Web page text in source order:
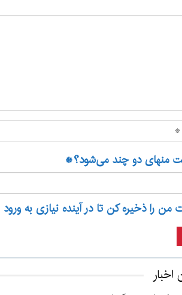
منهای دو چند می‌شود؟*
من را ذخیره کن تا در آینده نیازی به